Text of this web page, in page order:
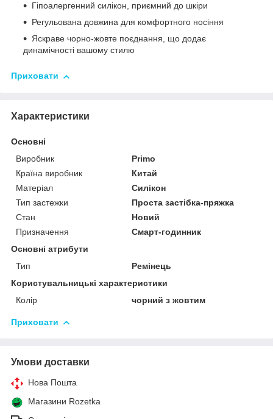
Гіпоалергенний силікон, приємний до шкіри
Регульована довжина для комфортного носіння
Яскраве чорно-жовте поєднання, що додає
динамічності вашому стилю
Приховати
Характеристики
Основні
Виробник
Primo
Країна виробник
Китай
Матеріал
Силікон
Тип застежки
Проста застібка-пряжка
Стан
Новий
Призначення
Смарт-годинник
Основні атрибути
Тип
Ремінець
Користувальницькі характеристики
Колір
чорний з жовтим
Приховати
Умови доставки
Нова Пошта
Магазини Rozetka